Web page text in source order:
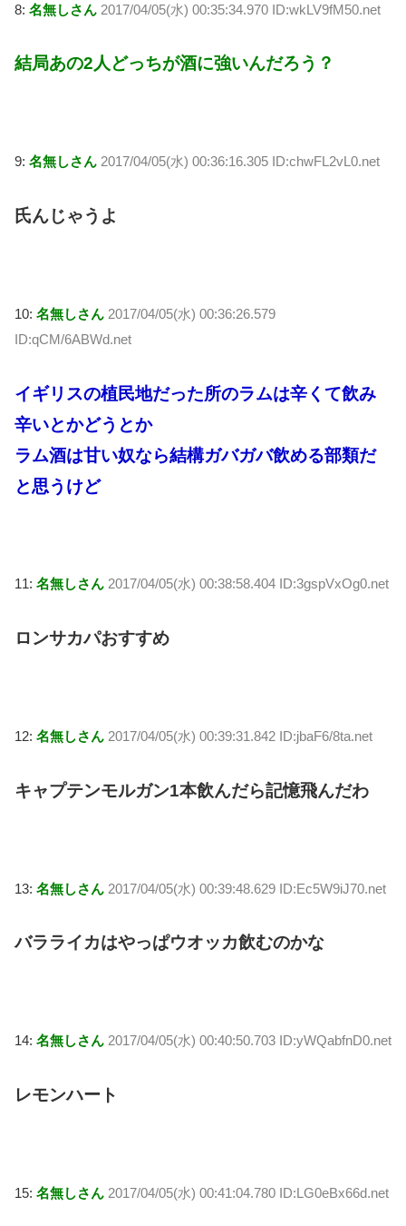
8: 名無しさん 2017/04/05(水) 00:35:34.970 ID:wkLV9fM50.net
結局あの2人どっちが酒に強いんだろう？
9: 名無しさん 2017/04/05(水) 00:36:16.305 ID:chwFL2vL0.net
氏んじゃうよ
10: 名無しさん 2017/04/05(水) 00:36:26.579
ID:qCM/6ABWd.net
イギリスの植民地だった所のラムは辛くて飲み
辛いとかどうとか
ラム酒は甘い奴なら結構ガバガバ飲める部類だ
と思うけど
11: 名無しさん 2017/04/05(水) 00:38:58.404 ID:3gspVxOg0.net
ロンサカパおすすめ
12: 名無しさん 2017/04/05(水) 00:39:31.842 ID:jbaF6/8ta.net
キャプテンモルガン1本飲んだら記憶飛んだわ
13: 名無しさん 2017/04/05(水) 00:39:48.629 ID:Ec5W9iJ70.net
バラライカはやっぱウオッカ飲むのかな
14: 名無しさん 2017/04/05(水) 00:40:50.703 ID:yWQabfnD0.net
レモンハート
15: 名無しさん 2017/04/05(水) 00:41:04.780 ID:LG0eBx66d.net